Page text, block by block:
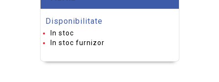
ACCESORII PENTRU FELIATOARE
LEGUME
Disponibilitate
In stoc
In stoc furnizor